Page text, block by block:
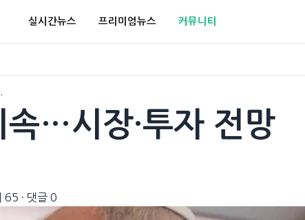
실시간뉴스 프리미엄뉴스 커뮤니티
…시장·투자 전망
65 · 댓글 0